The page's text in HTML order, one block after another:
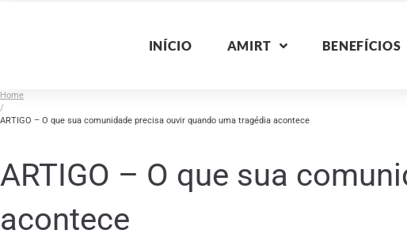
INÍCIO AMIRT BENEFÍCIOS
Home
/
ARTIGO – O que sua comunidade precisa ouvir quando uma tragédia acontece
ARTIGO – O que sua
acontece